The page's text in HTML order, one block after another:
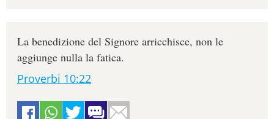
La benedizione del Signore arricchisce, non le
aggiunge nulla la fatica.
Proverbi 10:22